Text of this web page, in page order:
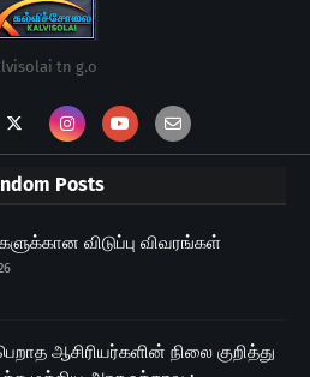
tn g.o
Posts
விடுப்பு விவரங்கள்
ஆசிரியர்களின் நிலை குறித்து